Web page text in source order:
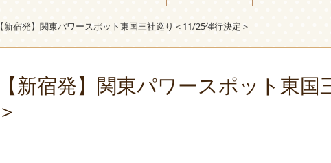
【新宿発】関東パワースポット東国三社巡り＜11/25催行決定＞
【新宿発】関東パワースポット東
＞